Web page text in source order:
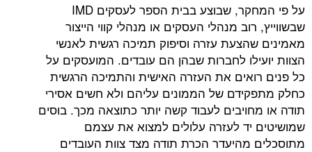
על פי המחקר, שבוצע בבית הספר לעסקים IMD
מנהלי העסקים או מנהלי קווי הייצור
עזרה וסיפוק תמיכה רגשית לאנשי
לחברות שבהן הם עובדים. המועסקים על
את העזרה האישית והתמיכה הרגשית
של הממונים עליהם ולא חשים אסירי
לעבוד קשה יותר כתוצאה מכך. בוסים
יד לעזרה עלולים למצוא את עצמם
מהיעדר הכרת תודה מצד צוות העובדים